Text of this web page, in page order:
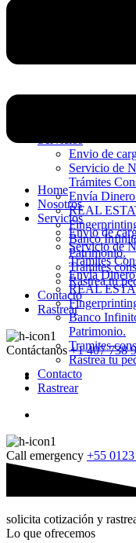
Envio de
Servicio de
Trámites
Envía
REAL
Banco
Patrimonio.
Tramites
Rastrea tu
Contacto
Rastrear
Contáctanos +1 407 738
Home
Nosotros
Servicios
Envio de
Servicio de
Trámites
Envía
REAL
Banco
Patrimonio.
Tramites
Rastrea tu
Contacto
Rastrear
Call emergency +55
solicita cotización y
Lo que ofrecemos